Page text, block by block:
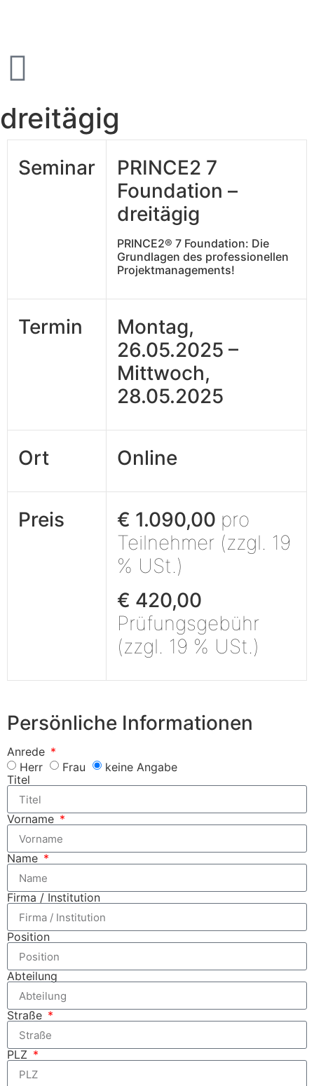
dreitägig
Seminar
PRINCE2 7
Foundation –
dreitägig
PRINCE2® 7 Foundation: Die
Grundlagen des professionellen
Projektmanagements!
Termin
Montag,
26.05.2025 –
Mittwoch,
28.05.2025
Ort Online
Preis € 1.090,00 pro
Teilnehmer (zzgl. 19
% USt.)
€ 420,00
Prüfungsgebühr
(zzgl. 19 % USt.)
Persönliche Informationen
Anrede
Herr
Frau
keine Angabe
Titel
Vorname
Name
Firma / Institution
Position
Abteilung
Straße
PLZ